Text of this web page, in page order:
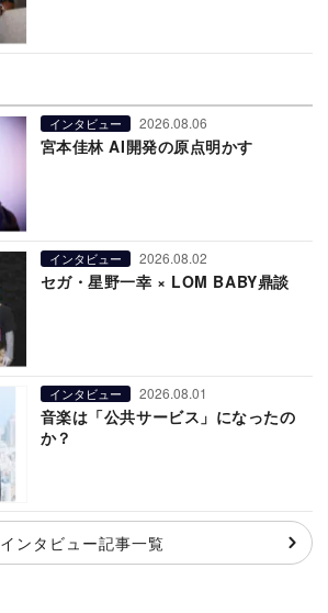
インタビュー 2026.08.06
宮本佳林 AI開発の原点明かす
インタビュー 2026.08.02
セガ・星野一幸 × LOM BABY鼎談
インタビュー 2026.08.01
音楽は「公共サービス」になったの
か？
インタビュー記事一覧